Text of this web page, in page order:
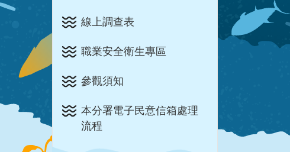
線上調查表
職業安全衛生專區
參觀須知
本分署電子民意信箱處理
流程